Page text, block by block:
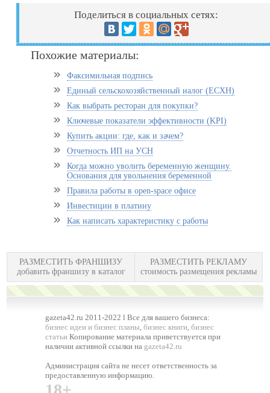
Поделиться в социальных сетях:
Похожие материалы:
Факсимильная подпись
Единый сельскохозяйственный налог (ЕСХН)
Как выбрать ресторан для покупки?
Ключевые показатели эффективности (KPI)
Купить акции: где, как и зачем?
Отчетность ИП на УСН
Когда можно уволить беременную женщину.
Основания для увольнения беременной
Правила работы в open-space офисе
Инвестиции в платину
Как написать характеристику с работы
РАЗМЕСТИТЬ ФРАНШИЗУ
добавить франшизу в каталог
РАЗМЕСТИТЬ РЕКЛАМУ
стоимость размещения рекламы
gazeta42.ru 2011-2022 l Все для вашего бизнеса:
бизнес идеи и бизнес планы,бизнес книги,бизнес
статьи Копирование материала приветствуется при
наличии активной ссылки на gazeta42.ru
Администрация сайта не несет ответственность за
предоставленную информацию.